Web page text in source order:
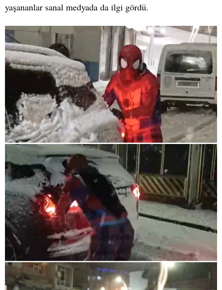
yaşananlar sanal medyada da ilgi gördü.